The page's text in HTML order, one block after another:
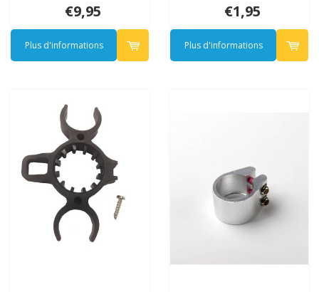
€9,95
Plus d'informations
€1,95
Plus d'informations